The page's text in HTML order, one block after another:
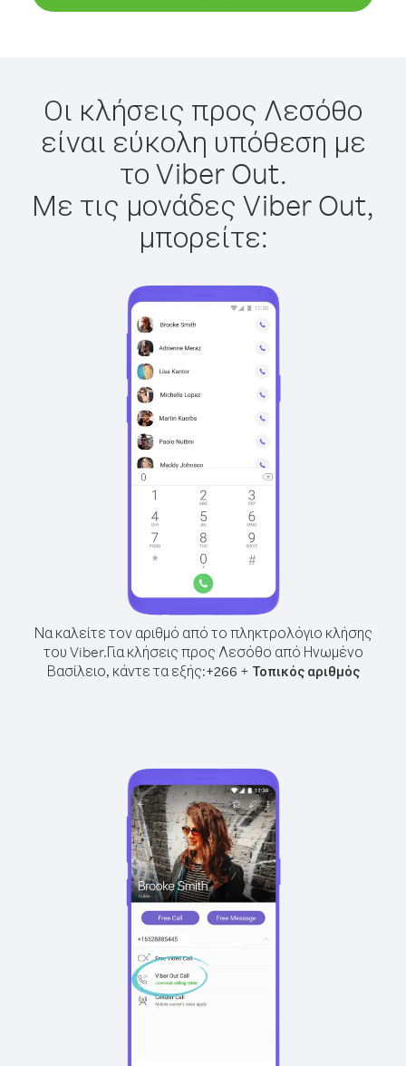
Οι κλήσεις προς Λεσόθο
είναι εύκολη υπόθεση με
το Viber Out.
Με τις μονάδες Viber Out,
μπορείτε:
Να καλείτε τον αριθμό από το πληκτρολόγιο κλήσης
του Viber.Για κλήσεις προς Λεσόθο από Ηνωμένο
Βασίλειο, κάντε τα εξής:+266 + Τοπικός αριθμός